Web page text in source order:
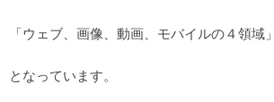
「ウェブ、画像、動画、モバイルの４領域」
となっています。